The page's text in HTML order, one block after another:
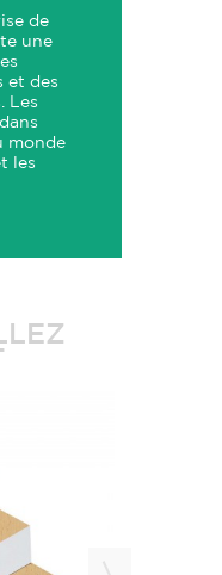
de
une
et des
Les
monde
les